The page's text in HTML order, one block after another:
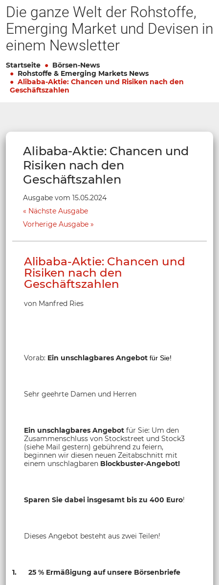
Die ganze Welt der Rohstoffe,
Emerging Market und Devisen in
einem Newsletter
Startseite
Börsen-News
Rohstoffe & Emerging Markets News
Alibaba-Aktie: Chancen und Risiken nach den
Geschäftszahlen
Alibaba-Aktie: Chancen und
Risiken nach den
Geschäftszahlen
Ausgabe vom 15.05.2024
Nächste Ausgabe
Vorherige Ausgabe
Alibaba-Aktie: Chancen und
Risiken nach den
Geschäftszahlen
von Manfred Ries
Vorab: Ein unschlagbares Angebot für Sie!
Sehr geehrte Damen und Herren
Ein unschlagbares Angebot für Sie: Um den
Zusammenschluss von Stockstreet und Stock3
(siehe Mail gestern) gebührend zu feiern,
beginnen wir diesen neuen Zeitabschnitt mit
einem unschlagbaren Blockbuster-Angebot!
Sparen Sie dabei insgesamt bis zu 400 Euro!
Dieses Angebot besteht aus zwei Teilen!
1. 25 % Ermäßigung auf unsere Börsenbriefe